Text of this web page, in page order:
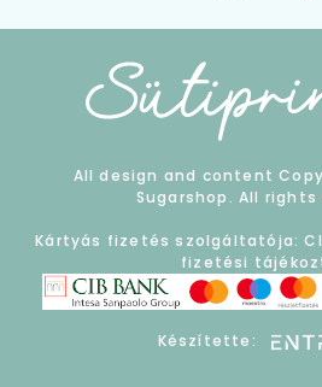
All design and content
Sugarshop. All rights
Kártyás fizetés szolgáltatója:
fizetési
Készítette: